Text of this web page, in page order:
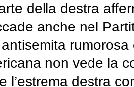
della destra
anche nel
non vede la
l’estrema destra